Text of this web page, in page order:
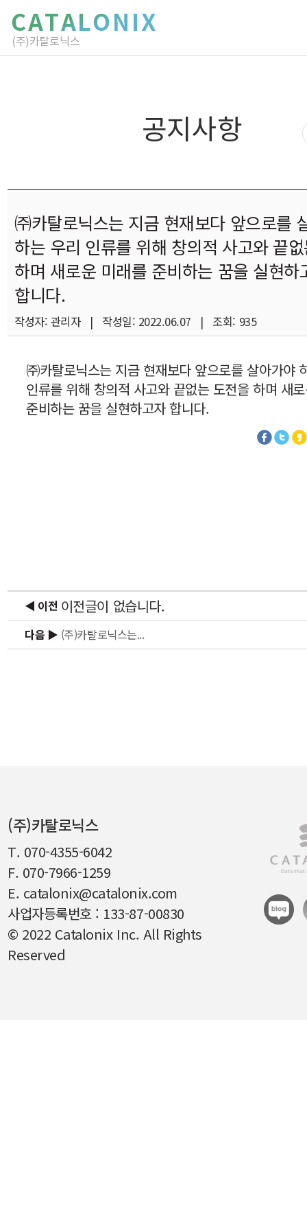
공지사항
㈜카탈로닉스는 지금 현재보다 앞으로를
하는 우리 인류를 위해 창의적 사고와 끝
하며 새로운 미래를 준비하는 꿈을 실현하
합니다.
작성자: 관리자 | 작성일: 2022.06.07 | 조회: 935
㈜카탈로닉스는 지금 현재보다 앞으로를 살아가야
인류를 위해 창의적 사고와 끝없는 도전을 하며 새
준비하는 꿈을 실현하고자 합니다.
◀ 이전 이전글이 없습니다.
다음 ▶ (주)카탈로닉스는...
(주)카탈로닉스
T. 070-4355-6042
F. 070-7966-1259
E. catalonix@catalonix.com
사업자등록번호 : 133-87-00830
© 2022 Catalonix Inc. All Rights
Reserved